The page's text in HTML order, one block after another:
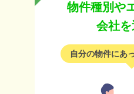
物件種別や
会社を
自分の物件にあ